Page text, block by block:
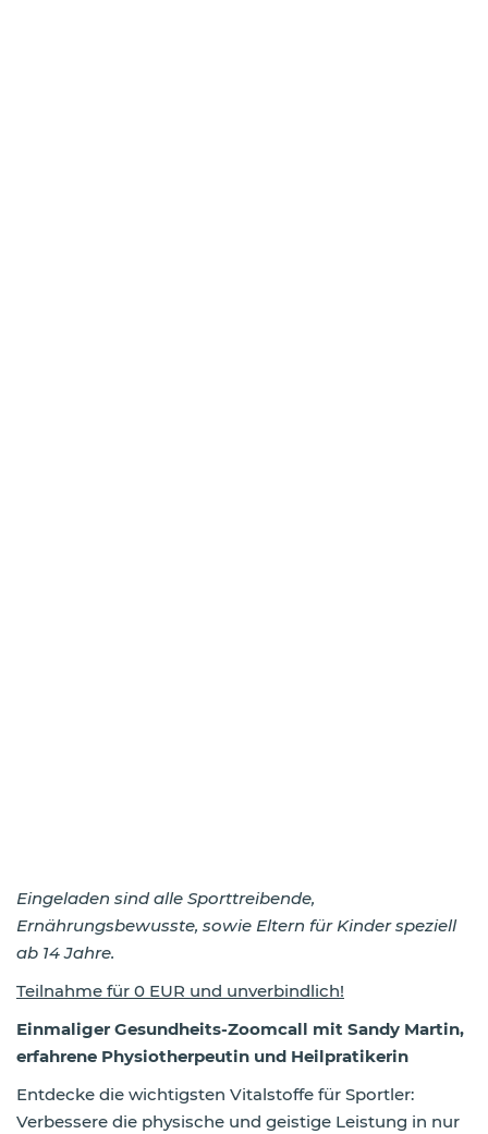
Eingeladen sind alle Sporttreibende,
Ernährungsbewusste, sowie Eltern für Kinder speziell
ab 14 Jahre.
Teilnahme für 0 EUR und unverbindlich!
Einmaliger Gesundheits-Zoomcall mit Sandy Martin,
erfahrene Physiotherpeutin und Heilpratikerin
Entdecke die wichtigsten Vitalstoffe für Sportler:
Verbessere die physische und geistige Leistung in nur